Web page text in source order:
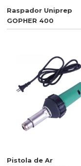
Raspador Uniprep
GOPHER 400
Pistola de Ar